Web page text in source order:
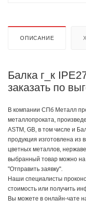
ОПИСАНИЕ
Балка г_к
заказать по
В компании СПб Металл
металлопроката,
ASTM, GB, в том числе и
продукция изготовлена из
цветных металлов,
выбранный товар можно
"Отправить заявку".
Наши специалисты
стоимость или получить
Вы можете в онлайн-чате